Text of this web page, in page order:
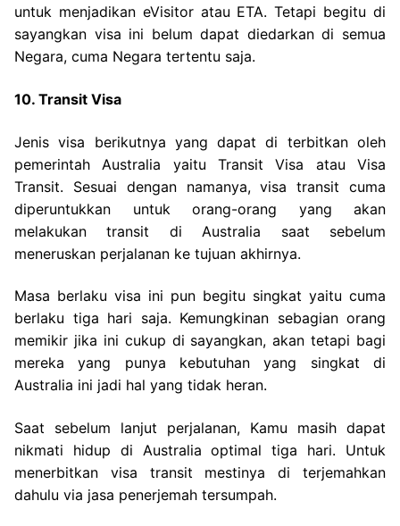
untuk menjadikan eVisitor atau ETA. Tetapi begitu di
sayangkan visa ini belum dapat diedarkan di semua
Negara, cuma Negara tertentu saja.
10. Transit Visa
Jenis visa berikutnya yang dapat di terbitkan oleh
pemerintah Australia yaitu Transit Visa atau Visa
Transit. Sesuai dengan namanya, visa transit cuma
diperuntukkan untuk orang-orang yang akan
melakukan transit di Australia saat sebelum
meneruskan perjalanan ke tujuan akhirnya.
Masa berlaku visa ini pun begitu singkat yaitu cuma
berlaku tiga hari saja. Kemungkinan sebagian orang
memikir jika ini cukup di sayangkan, akan tetapi bagi
mereka yang punya kebutuhan yang singkat di
Australia ini jadi hal yang tidak heran.
Saat sebelum lanjut perjalanan, Kamu masih dapat
nikmati hidup di Australia optimal tiga hari. Untuk
menerbitkan visa transit mestinya di terjemahkan
dahulu via jasa penerjemah tersumpah.